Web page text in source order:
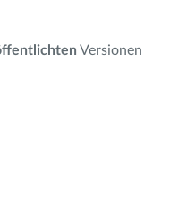
Versionen